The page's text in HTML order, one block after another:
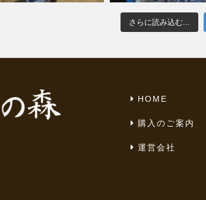
さらに読み込む...
HOME
購入のご案内
運営会社